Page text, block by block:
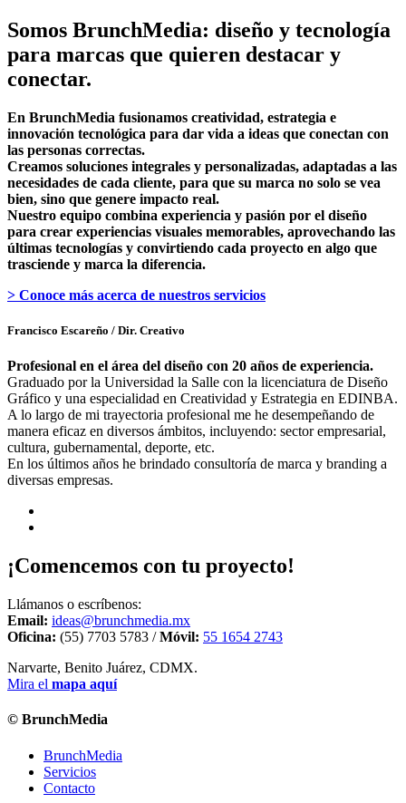
Somos BrunchMedia: diseño y tecnología
para marcas que quieren destacar y
conectar.
En BrunchMedia fusionamos creatividad, estrategia e
innovación tecnológica para dar vida a ideas que conectan con
las personas correctas.
Creamos soluciones integrales y personalizadas, adaptadas a las
necesidades de cada cliente, para que su marca no solo se vea
bien, sino que genere impacto real.
Nuestro equipo combina experiencia y pasión por el diseño
para crear experiencias visuales memorables, aprovechando las
últimas tecnologías y convirtiendo cada proyecto en algo que
trasciende y marca la diferencia.
> Conoce más acerca de nuestros servicios
Francisco Escareño / Dir. Creativo
Profesional en el área del diseño con 20 años de experiencia.
Graduado por la Universidad la Salle con la licenciatura de Diseño
Gráfico y una especialidad en Creatividad y Estrategia en EDINBA.
A lo largo de mi trayectoria profesional me he desempeñando de
manera eficaz en diversos ámbitos, incluyendo: sector empresarial,
cultura, gubernamental, deporte, etc.
En los últimos años he brindado consultoría de marca y branding a
diversas empresas.
¡Comencemos con tu proyecto!
Llámanos o escríbenos:
Email: ideas@brunchmedia.mx
Oficina: (55) 7703 5783 /Móvil: 55 1654 2743
Narvarte, Benito Juárez, CDMX.
Mira el mapa aquí
© BrunchMedia
BrunchMedia
Servicios
Contacto